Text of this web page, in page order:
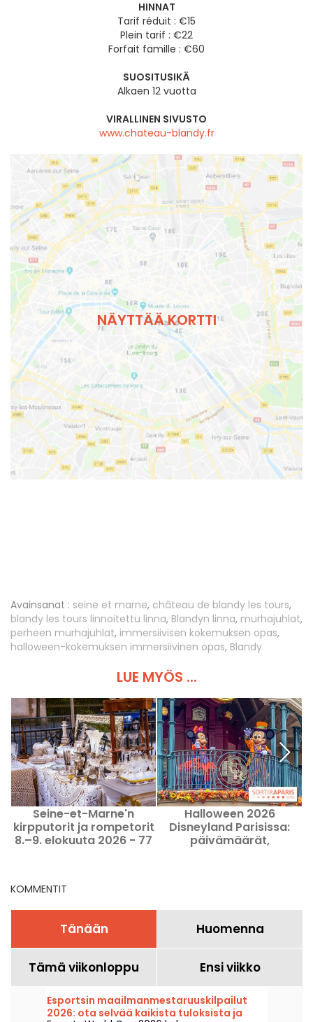
HINNAT
Tarif réduit : €15
Plein tarif : €22
Forfait famille : €60
SUOSITUSIKÄ
Alkaen 12 vuotta
VIRALLINEN SIVUSTO
www.chateau-blandy.fr
NÄYTTÄÄ KORTTI
Avainsanat : seine et marne, château de blandy les tours,
blandy les tours linnoitettu linna, Blandyn linna, murhajuhlat,
perheen murhajuhlat, immersiivisen kokemuksen opas,
halloween-kokemuksen immersiivinen opas, Blandy
LUE MYÖS ...
Seine-et-Marne'n
kirpputorit ja rompetorit
8.–9. elokuuta 2026 - 77
Halloween 2026
Disneyland Parisissa:
päivämäärät,
KOMMENTIT
Tänään Huomenna
Tämä viikonloppu Ensi viikko
Esportsin maailmanmestaruuskilpailut
2026: ota selvää kaikista tuloksista ja